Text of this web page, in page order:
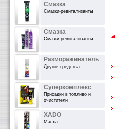
Смазка
Смазки-ревитализанты
Смазка
Смазки-ревитализанты
Размораживатель
Другие средства
Суперкомплекс
Присадки в топливо и
очистители
XADO
Масла